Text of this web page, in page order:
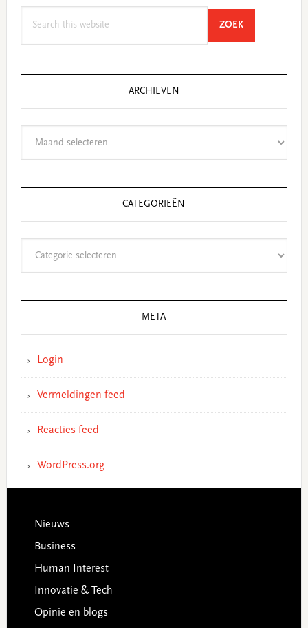
ZOEKSEARCH
ARCHIEVEN
CATEGORIEËN
META
Login
Vermeldingen feed
Reacties feed
WordPress.org
Footer
Nieuws
Business
Human Interest
Innovatie & Tech
Opinie en blogs